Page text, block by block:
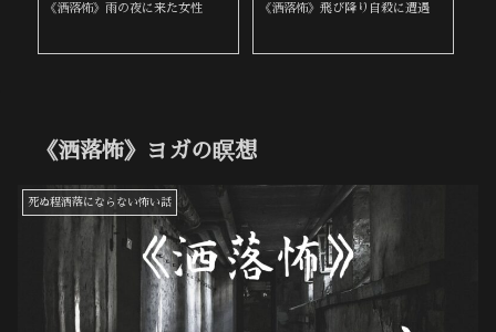
《洒落怖》雨の夜に来た女性 《洒落怖》飛び降り自殺に遭遇
《洒落怖》ヨガの瞑想
死ぬ程洒落にならない怖い話